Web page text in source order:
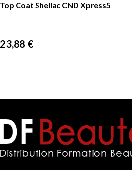
Top Coat Shellac CND Xpress5
Prix
23,88 €